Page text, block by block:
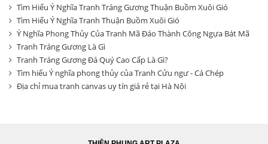
Tìm Hiểu Ý Nghĩa Tranh Tráng Gương Thuận Buồm Xuôi Gió
Tìm Hiểu Ý Nghĩa Tranh Thuận Buồm Xuôi Gió
Ý Nghĩa Phong Thủy Của Tranh Mã Đáo Thành Công Ngựa Bát Mã
Tranh Tráng Gương Là Gì
Tranh Tráng Gương Đá Quý Cao Cấp Là Gì?
Tìm hiểu Ý nghĩa phong thủy của Tranh Cửu ngư - Cá Chép
Địa chỉ mua tranh canvas uy tín giá rẻ tại Hà Nội